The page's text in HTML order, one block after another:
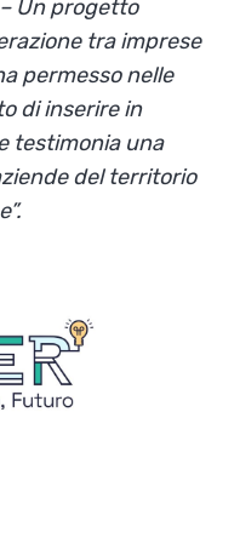
Un progetto
tra imprese
permesso nelle
di inserire in
testimonia una
del territorio